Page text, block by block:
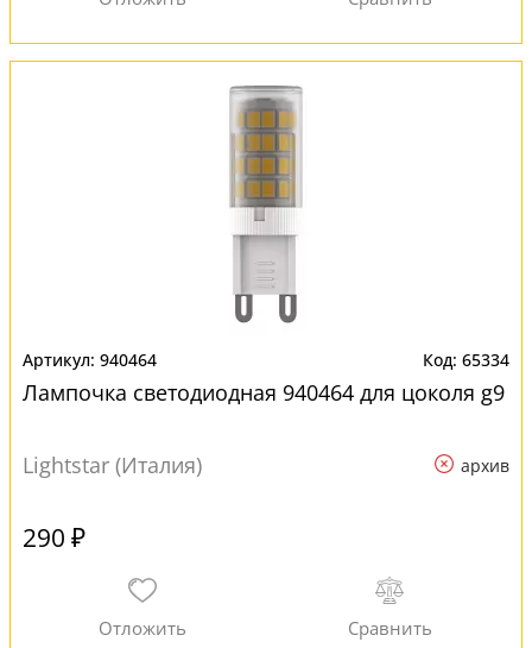
940464 65334
Лампочка светодиодная 940464 для цоколя g9
Lightstar (Италия) архив
290 ₽